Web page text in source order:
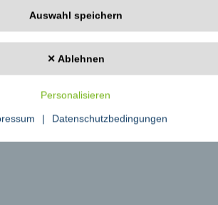
Es informiert regelmäßig über Service-
und auf Reisen, Schutz vor Unfällen
Know-how der R+V-Fachleute und wertet
repräsentative Langzeitstudie über die „Ängste
und persönlichen Themen den Menschen am
Auswahl speichern
✕ Ablehnen
Personalisieren
| Datenschutzbedingungen